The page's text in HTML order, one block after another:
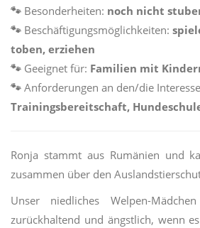
🐾 Besonderheiten: noch nicht
🐾 Beschäftigungsmöglichkeiten:
toben, erziehen
🐾 Geeignet für: Familien mit
🐾 Anforderungen an den/die
Trainingsbereitschaft,
Ronja stammt aus Rumänien und
zusammen über den
Unser niedliches Welpen-
zurückhaltend und ängstlich, wenn